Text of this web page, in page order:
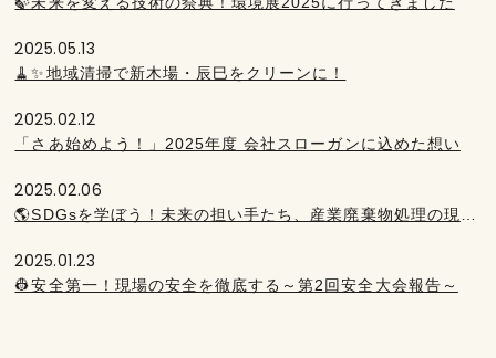
2025.05.13
🧹✨地域清掃で新木場・辰巳をクリーンに！
2025.02.12
「さあ始めよう！」2025年度 会社スローガンに込めた想い
2025.02.06
2025.01.23
👷安全第一！現場の安全を徹底する～第2回安全大会報告～